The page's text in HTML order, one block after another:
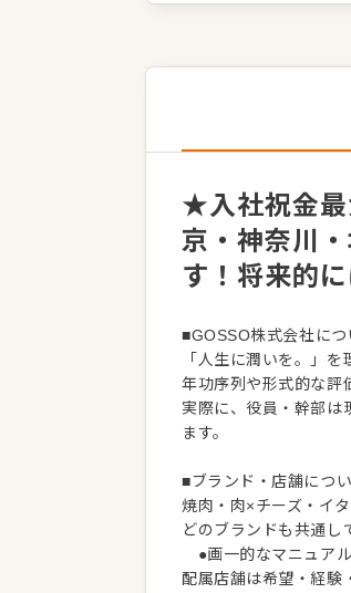
★入社祝金最
京・神奈川
す！将来的
■GOSSO株式会社につ
「人生に潤いを。」
年功序列や形式的な評
実際に、役員・幹部は
ます。
■ブランド・店舗につ
焼肉・肉×チーズ・イ
どのブランドも共通し
●画一的なマニュア
配属店舗は希望・経験